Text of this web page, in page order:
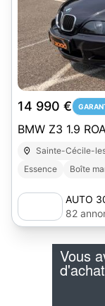
14 990 €
BMW Z3 1.9
Sainte-Cécile-
Essence
Boîte
AUTO
82